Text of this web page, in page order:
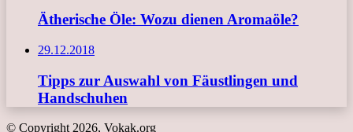
Ätherische Öle: Wozu dienen Aromaöle?
29.12.2018
Tipps zur Auswahl von Fäustlingen und
Handschuhen
© Copyright 2026, Vokak.org